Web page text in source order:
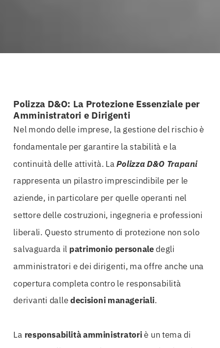
Polizza D&O: La Protezione Essenziale per
Amministratori e Dirigenti
Nel mondo delle imprese, la gestione del rischio è
fondamentale per garantire la stabilità e la
continuità delle attività. LaPolizza D&O Trapani
rappresenta un pilastro imprescindibile per le
aziende, in particolare per quelle operanti nel
settore delle costruzioni, ingegneria e professioni
liberali. Questo strumento di protezione non solo
salvaguarda il patrimonio personaledegli
amministratori e dei dirigenti, ma offre anche una
copertura completa contro le responsabilità
derivanti dalledecisioni manageriali.
La responsabilità amministratoriè un tema di